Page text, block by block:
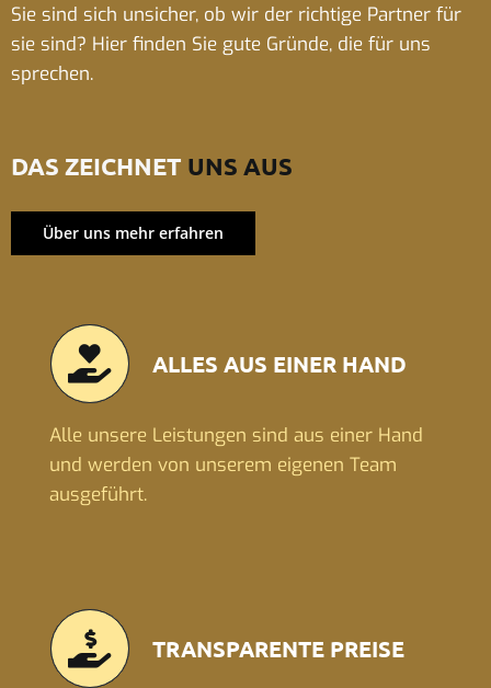
Sie sind sich unsicher, ob wir der richtige Partner für
sie sind? Hier finden Sie gute Gründe, die für uns
sprechen.
DAS ZEICHNET UNS AUS
Über uns mehr erfahren
ALLES AUS EINER HAND
Alle unsere Leistungen sind aus einer Hand
und werden von unserem eigenen Team
ausgeführt.
TRANSPARENTE PREISE